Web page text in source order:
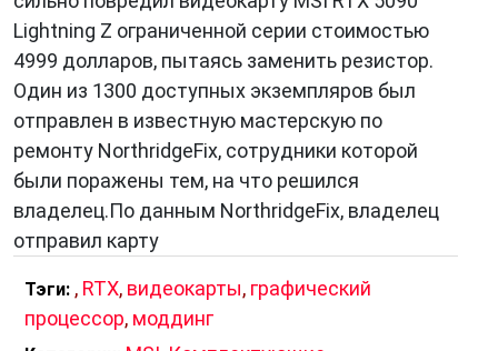
Lightning Z ограниченной серии стоимостью
4999 долларов, пытаясь заменить резистор.
Один из 1300 доступных экземпляров был
отправлен в известную мастерскую по
ремонту NorthridgeFix, сотрудники которой
были поражены тем, на что решился
владелец.По данным NorthridgeFix, владелец
отправил карту
Тэги: , RTX, видеокарты, графический
процессор, моддинг